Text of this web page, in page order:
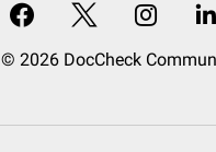
© 2026 DocCheck